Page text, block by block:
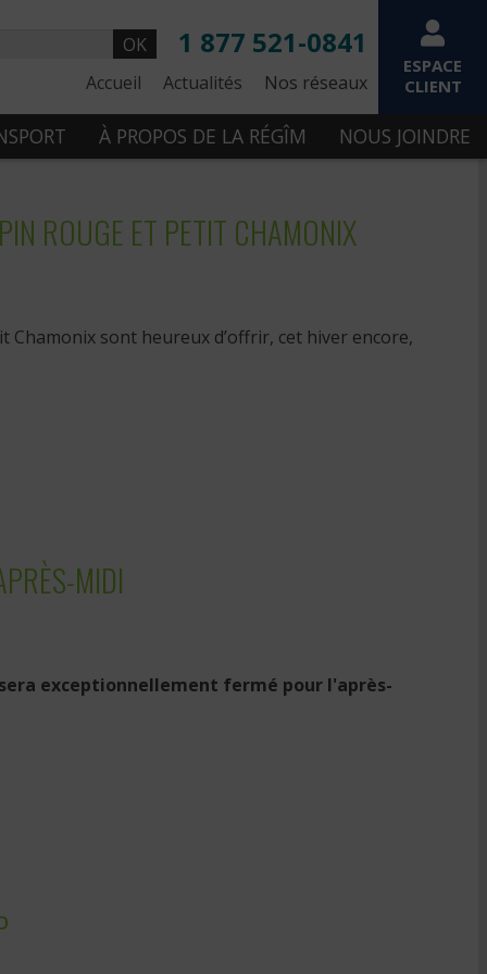
ESPACE
CLIENT
1 877 521-0841
OK
Nos réseaux
Accueil Actualités
À PROPOS DE LA RÉGÎM NOUS JOINDRE
ROUGE ET PETIT CHAMONIX
Chamonix sont heureux d’offrir, cet hiver encore,
MIDI
exceptionnellement fermé pour l'après-